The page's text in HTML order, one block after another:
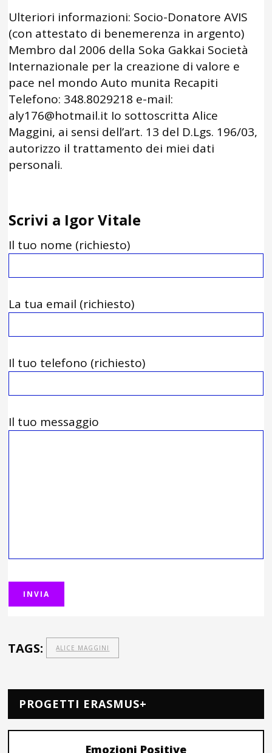
Ulteriori informazioni: Socio-Donatore AVIS
(con attestato di benemerenza in argento)
Membro dal 2006 della Soka Gakkai Società
Internazionale per la creazione di valore e
pace nel mondo Auto munita Recapiti
Telefono: 348.8029218 e-mail:
aly176@hotmail.it Io sottoscritta Alice
Maggini, ai sensi dell’art. 13 del D.Lgs. 196/03,
autorizzo il trattamento dei miei dati
personali.
Scrivi a Igor Vitale
Il tuo nome (richiesto)
La tua email (richiesto)
Il tuo telefono (richiesto)
Il tuo messaggio
TAGS: ALICE MAGGINI
PROGETTI ERASMUS+
Emozioni Positive